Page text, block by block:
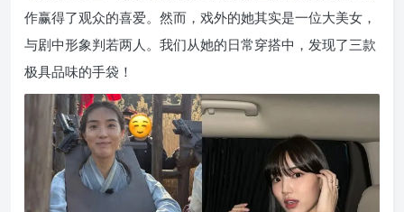
作赢得了观众的喜爱。然而，戏外的她其实是一位大美女，
与剧中形象判若两人。我们从她的日常穿搭中，发现了三款
极具品味的手袋！